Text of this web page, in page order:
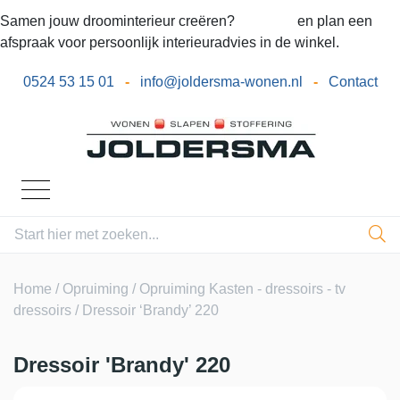
Samen jouw droominterieur creëren?
en plan een
afspraak voor persoonlijk interieuradvies in de winkel.
0524 53 15 01 - info@joldersma-wonen.nl - Contact
Home / Opruiming / Opruiming Kasten - dressoirs - tv
dressoirs / Dressoir ‘Brandy’ 220
Dressoir 'Brandy' 220